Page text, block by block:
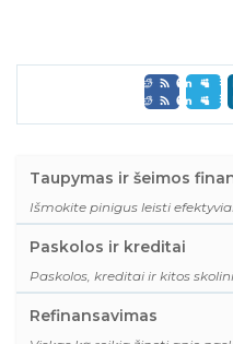
Taupymas ir šeimos
Išmokite pinigus leisti
Paskolos ir kreditai
Paskolos, kreditai ir kitos
Refinansavimas